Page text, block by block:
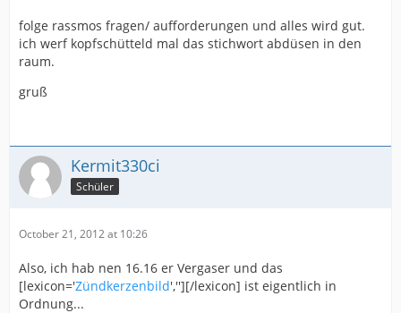
folge rassmos fragen/ aufforderungen und alles wird gut.
ich werf kopfschütteld mal das stichwort abdüsen in den
raum.
gruß
Kermit330ci
Schüler
October 21, 2012 at 10:26
Also, ich hab nen 16.16 er Vergaser und das
[lexicon='Zündkerzenbild',''][/lexicon] ist eigentlich in
Ordnung...